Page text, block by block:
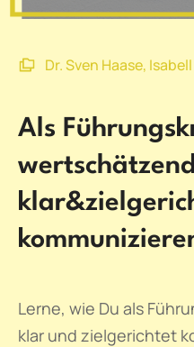
Dr. Sven Haase,
Als
Lerne, wie Du als
klar und zielgerichtet